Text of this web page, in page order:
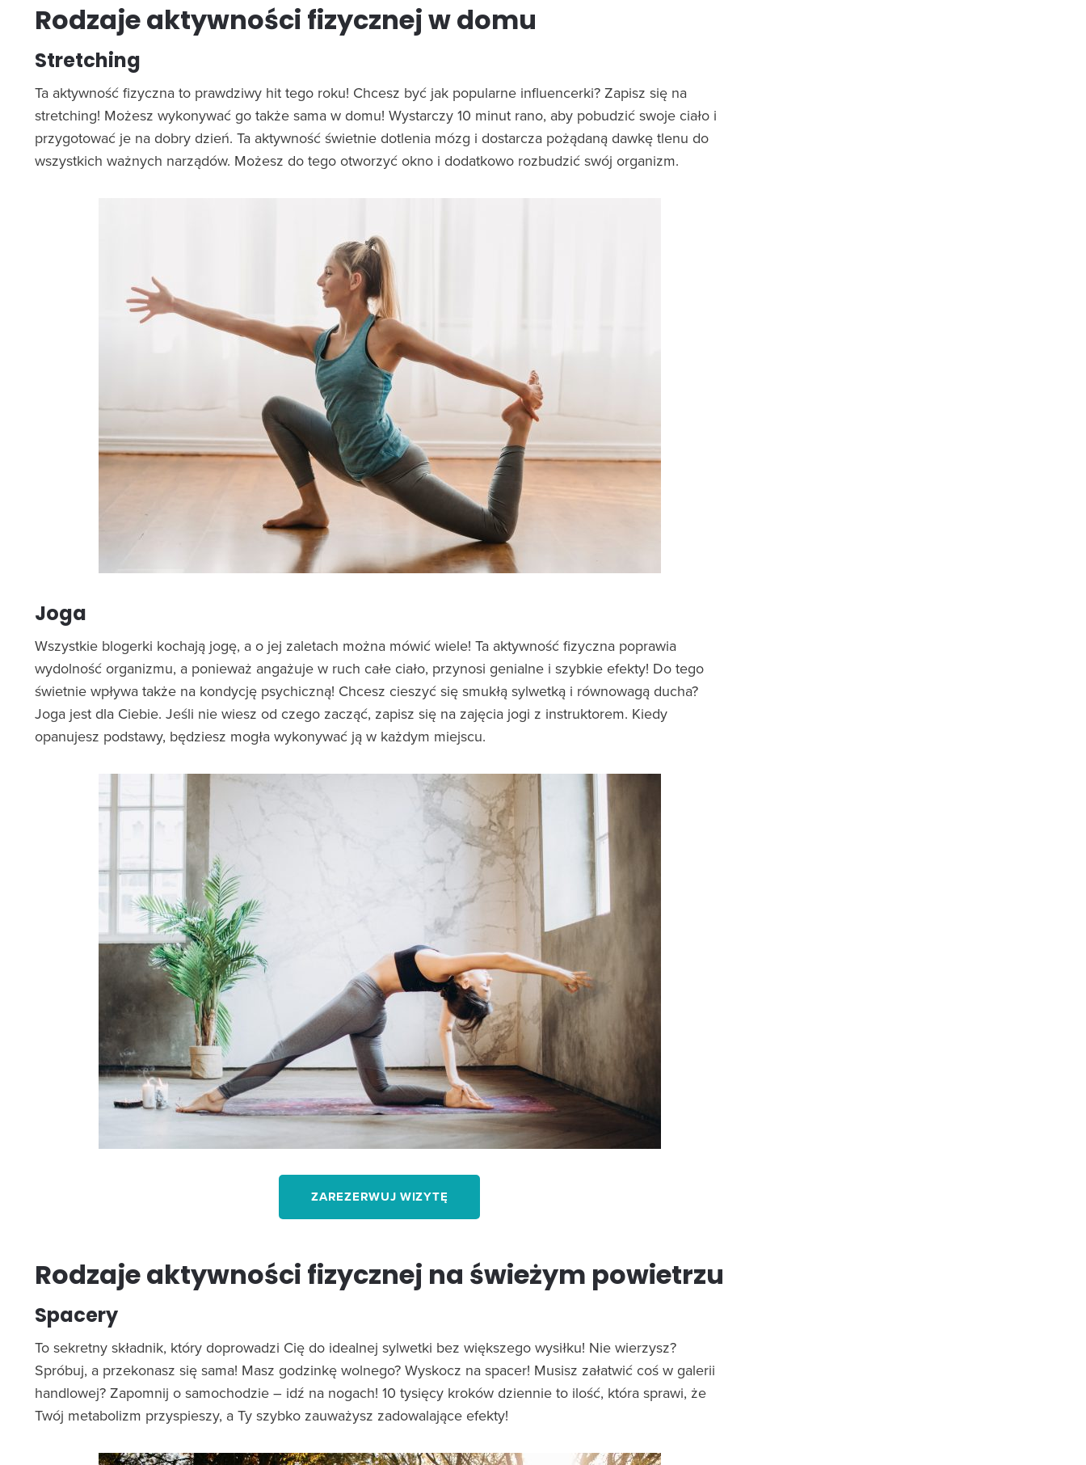
Rodzaje aktywności fizycznej w domu
Stretching
Ta aktywność fizyczna to prawdziwy hit tego roku! Chcesz być jak popularne influencerki? Zapisz się na
stretching! Możesz wykonywać go także sama w domu! Wystarczy 10 minut rano, aby pobudzić swoje ciało i
przygotować je na dobry dzień. Ta aktywność świetnie dotlenia mózg i dostarcza pożądaną dawkę tlenu do
wszystkich ważnych narządów. Możesz do tego otworzyć okno i dodatkowo rozbudzić swój organizm.
Joga
Wszystkie blogerki kochają jogę, a o jej zaletach można mówić wiele! Ta aktywność fizyczna poprawia
wydolność organizmu, a ponieważ angażuje w ruch całe ciało, przynosi genialne i szybkie efekty! Do tego
świetnie wpływa także na kondycję psychiczną! Chcesz cieszyć się smukłą sylwetką i równowagą ducha?
Joga jest dla Ciebie. Jeśli nie wiesz od czego zacząć, zapisz się na zajęcia jogi z instruktorem. Kiedy
opanujesz podstawy, będziesz mogła wykonywać ją w każdym miejscu.
ZAREZERWUJ WIZYTĘ
Rodzaje aktywności fizycznej na świeżym powietrzu
Spacery
To sekretny składnik, który doprowadzi Cię do idealnej sylwetki bez większego wysiłku! Nie wierzysz?
Spróbuj, a przekonasz się sama! Masz godzinkę wolnego? Wyskocz na spacer! Musisz załatwić coś w galerii
handlowej? Zapomnij o samochodzie – idź na nogach! 10 tysięcy kroków dziennie to ilość, która sprawi, że
Twój metabolizm przyspieszy, a Ty szybko zauważysz zadowalające efekty!